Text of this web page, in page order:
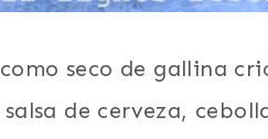
seco de gallina
de cerveza,